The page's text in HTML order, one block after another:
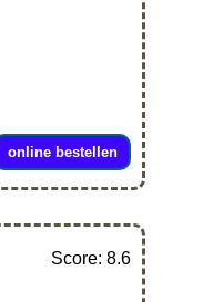
online bestellen
Score: 8.6